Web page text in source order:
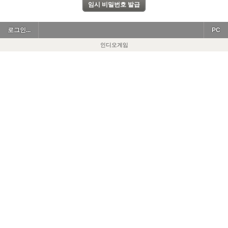
로그인... PC
인디오게임